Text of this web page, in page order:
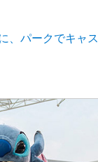
、パークでキャス